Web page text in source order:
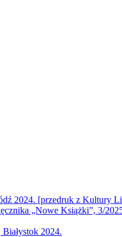
2024. [przedruk z Kultury
„Nowe Książki”, 3/
2024.